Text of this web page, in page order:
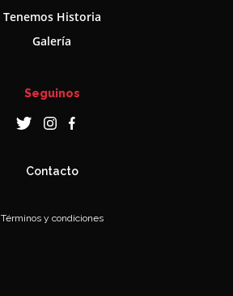
Tenemos Historia
Galería
Seguinos
Contacto
Términos y condiciones